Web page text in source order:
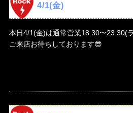
4/1(金)
本日4/1(金)は通常営業18:30〜23:30(
ご来店お待ちしております😎